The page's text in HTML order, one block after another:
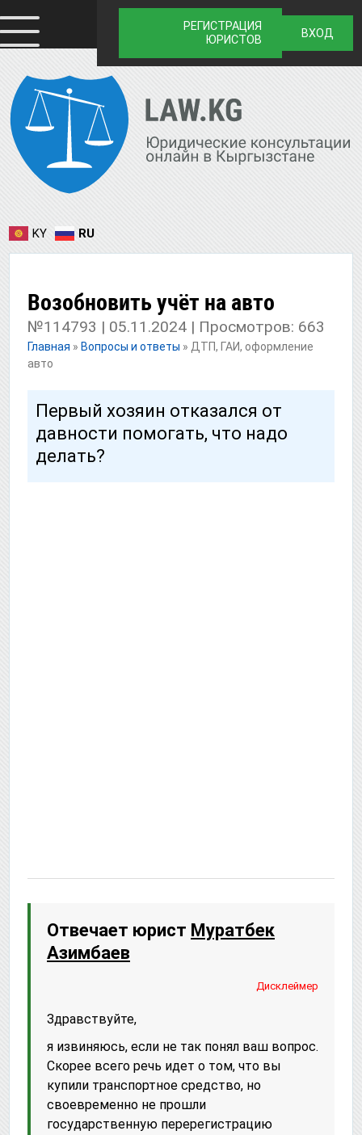
РЕГИСТРАЦИЯ
ЮРИСТОВ
ВХОД
KY RU
Возобновить учёт на авто
№114793 | 05.11.2024 | Просмотров: 663
Главная » Вопросы и ответы » ДТП, ГАИ, оформление
авто
Первый хозяин отказался от
давности помогать, что надо
делать?
Отвечает юрист Муратбек
Азимбаев
Дисклеймер
Здравствуйте,
я извиняюсь, если не так понял ваш вопрос.
Скорее всего речь идет о том, что вы
купили транспортное средство, но
своевременно не прошли
государственную перерегистрацию